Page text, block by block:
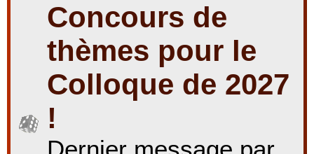
Concours de
thèmes pour le
Colloque de 2027
!